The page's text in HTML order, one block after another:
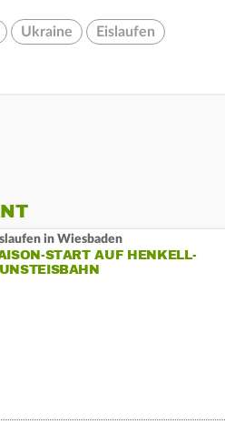
Ukraine Eislaufen
in Wiesbaden
START AUF HENKELL-